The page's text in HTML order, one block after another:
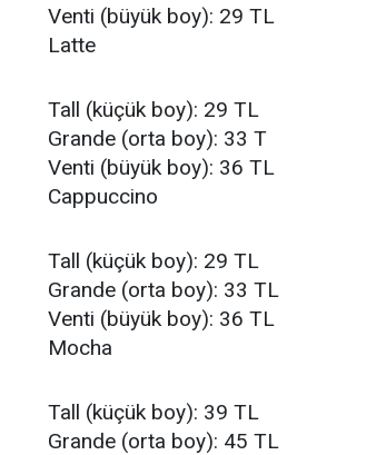
Venti (büyük boy): 29 TL
Latte
Tall (küçük boy): 29 TL
Grande (orta boy): 33 T
Venti (büyük boy): 36 TL
Cappuccino
Tall (küçük boy): 29 TL
Grande (orta boy): 33 TL
Venti (büyük boy): 36 TL
Mocha
Tall (küçük boy): 39 TL
Grande (orta boy): 45 TL